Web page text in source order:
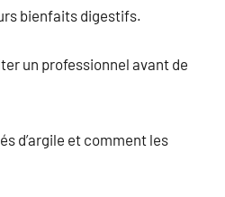
bienfaits digestifs.
un professionnel avant de
d’argile et comment les